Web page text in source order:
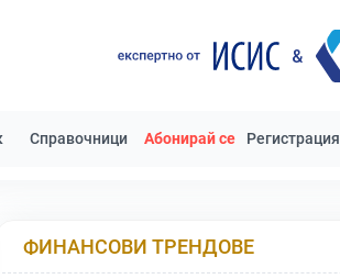
Справочници Абонирай се Регистрация
ФИНАНСОВИ ТРЕНДОВЕ